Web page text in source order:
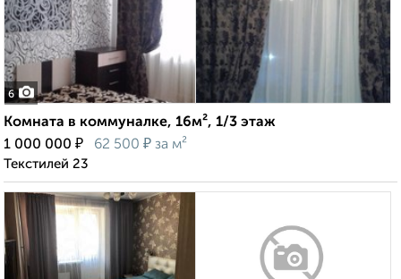
6
Комната в коммуналке, 16м², 1/3 этаж
1 000 000 ₽ 62 500 ₽ за м²
Текстилей 23